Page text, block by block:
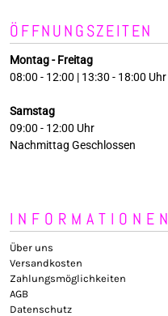
ÖFFNUNGSZEITEN
Montag - Freitag
08:00 - 12:00 | 13:30 - 18:00 Uhr
Samstag
09:00 - 12:00 Uhr
Nachmittag Geschlossen
INFORMATIONEN
Über uns
Versandkosten
Zahlungsmöglichkeiten
AGB
Datenschutz